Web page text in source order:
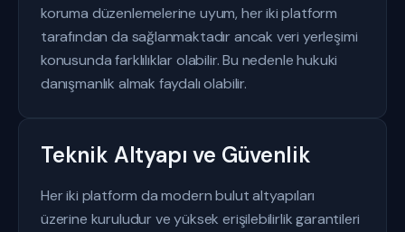
koruma düzenlemelerine uyum, her iki platform
tarafından da sağlanmaktadır ancak veri yerleşimi
konusunda farklılıklar olabilir. Bu nedenle hukuki
danışmanlık almak faydalı olabilir.
Teknik Altyapı ve Güvenlik
Her iki platform da modern bulut altyapıları
üzerine kuruludur ve yüksek erişilebilirlik garantileri